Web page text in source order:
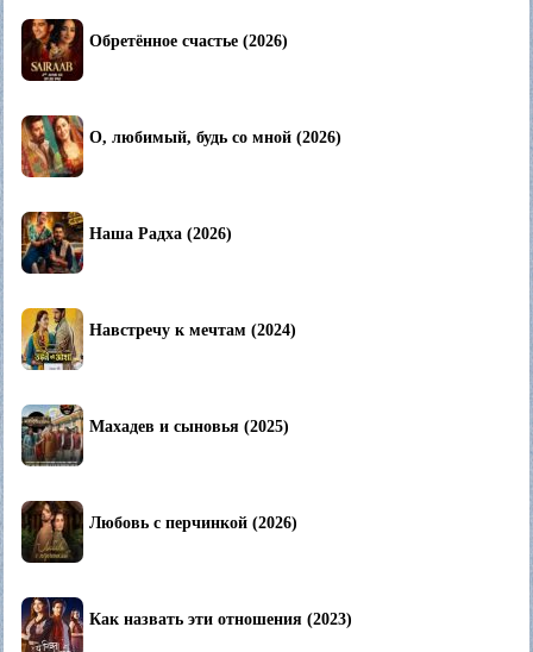
Обретённое счастье (2026)
О, любимый, будь со мной (2026)
Наша Радха (2026)
Навстречу к мечтам (2024)
Махадев и сыновья (2025)
Любовь с перчинкой (2026)
Как назвать эти отношения (2023)